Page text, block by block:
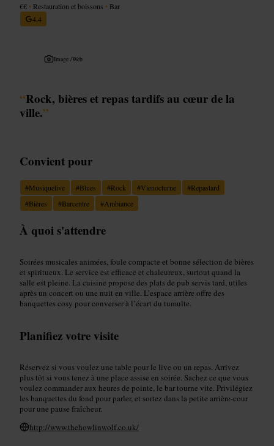
€€ • Restauration et boissons • Bar
4,4
Image /Web
“Rock, bières et repas tardifs au cœur de la
ville.”
Convient pour
#Musiquelive #Blues #Rock #Vienocturne #Repastard
#Bières #Barcentre #Ambiance
À quoi s'attendre
Soirées musicales animées, foule compacte et bonne sélection de bières
et spiritueux. Le service est efficace et chaleureux, surtout quand la
salle est pleine. La cuisine propose des plats de pub servis tard, utiles
après un concert ou une nuit en ville. L’espace arrière offre des
banquettes cosy pour converser à l’écart du tumulte.
Planifiez votre visite
Réservez si vous voulez une table pour le live ou un repas. Arrivez
plus tôt si vous tenez à une place assise en soirée. Sachez ce que vous
voulez commander aux heures de pointe, le bar tourne vite. Privilégiez
les banquettes du fond pour parler, et sortez dans la petite arrière-cour
pour une pause fraîcheur.
http://www.thehowlinwolf.co.uk/